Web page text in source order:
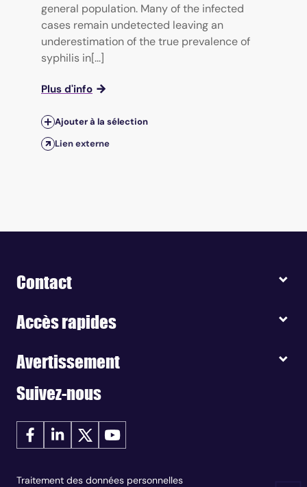
general population. Many of the infected
cases remain undetected leaving an
underestimation of the true prevalence of
syphilis in[...]
Plus d'info
Ajouter à la sélection
Lien externe
Contact
Accès rapides
Avertissement
Suivez-nous
Traitement des données personnelles